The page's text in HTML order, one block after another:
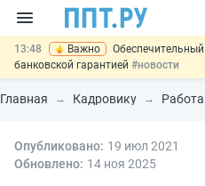
13:48 Важно
банковской гарантией #новости
12:17 Защита от сталкинга:
Правительство#новости
10:09 Риск атак БПЛА можно
#новости
Главная Кадровику
Опубликовано: 19 июл 2021
Обновлено: 14 ноя 2025